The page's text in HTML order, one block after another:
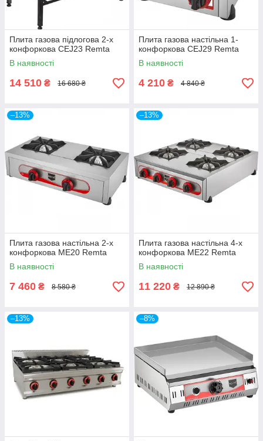
Плита газова підлогова 2-х
конфоркова CEJ23 Remta
В наявності
14 510 ₴ 16 680 ₴
Плита газова настільна 1-
конфоркова CEJ29 Remta
В наявності
4 210 ₴ 4 840 ₴
–13%
Плита газова настільна 2-х
конфоркова ME20 Remta
В наявності
7 460 ₴ 8 580 ₴
–13%
Плита газова настільна 4-х
конфоркова ME22 Remta
В наявності
11 220 ₴ 12 890 ₴
–13% –8%